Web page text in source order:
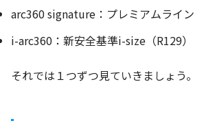
arc360 signature：プレミアムライン
i-arc360：新安全基準i-size（R129）
それでは１つずつ見ていきましょう。